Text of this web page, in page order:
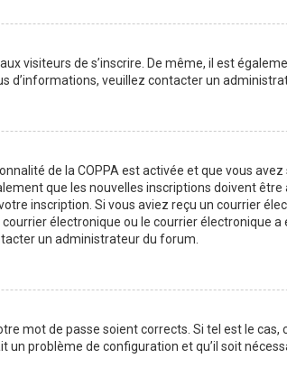
visiteurs de s’inscrire. De même, il est
d’informations, veuillez contacter un
de la COPPA est activée et que vous
que les nouvelles inscriptions doivent
inscription. Si vous aviez reçu un courrier
électronique ou le courrier électronique
un administrateur du forum.
mot de passe soient corrects. Si tel est le
problème de configuration et qu’il soit